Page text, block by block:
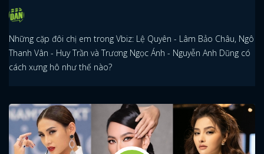
Những cặp đôi chị em trong Vbiz: Lệ Quyên - Lâm Bảo Châu, Ngô
Thanh Vân - Huy Trần và Trương Ngọc Ánh - Nguyễn Anh Dũng có
cách xưng hô như thế nào?